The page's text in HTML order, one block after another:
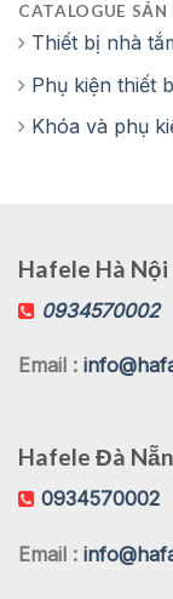
CATALOGUE
Thiết bị nhà
Phụ kiện thiết
Khóa và phụ
Hafele Hà Nội
0934570002
Email :
Hafele Đà
0934570002
Email :